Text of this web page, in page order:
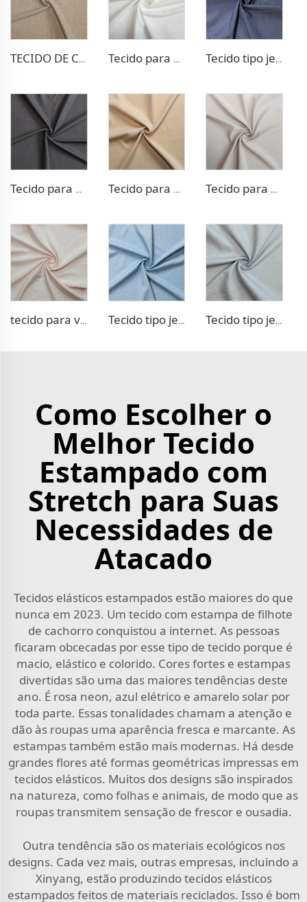
TECIDO DE CALÇA DE POLI RAYON COM ELASTANO Tecido para vestido com stretch de poliéster e rayon Tecido tipo jeans de poliéster e rayon
Tecido para blazer com stretch TR Tecido para vestido de trama dupla TR Tecido para vestido de trama dupla TR
tecido para vestido 100% Lyocell tipo linho Tecido tipo jeans TR Tecido tipo jeans com stretch TR
Como Escolher o
Melhor Tecido
Estampado com
Stretch para Suas
Necessidades de
Atacado
Tecidos elásticos estampados estão maiores do que
nunca em 2023. Um tecido com estampa de filhote
de cachorro conquistou a internet. As pessoas
ficaram obcecadas por esse tipo de tecido porque é
macio, elástico e colorido. Cores fortes e estampas
divertidas são uma das maiores tendências deste
ano. É rosa neon, azul elétrico e amarelo solar por
toda parte. Essas tonalidades chamam a atenção e
dão às roupas uma aparência fresca e marcante. As
estampas também estão mais modernas. Há desde
grandes flores até formas geométricas impressas em
tecidos elásticos. Muitos dos designs são inspirados
na natureza, como folhas e animais, de modo que as
roupas transmitem sensação de frescor e ousadia.
Outra tendência são os materiais ecológicos nos
designs. Cada vez mais, outras empresas, incluindo a
Xinyang, estão produzindo tecidos elásticos
estampados feitos de materiais reciclados. Isso é bom